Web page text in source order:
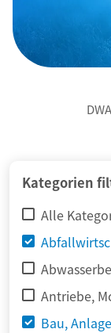
Kategorien
Alle
Antriebe,
Bau,